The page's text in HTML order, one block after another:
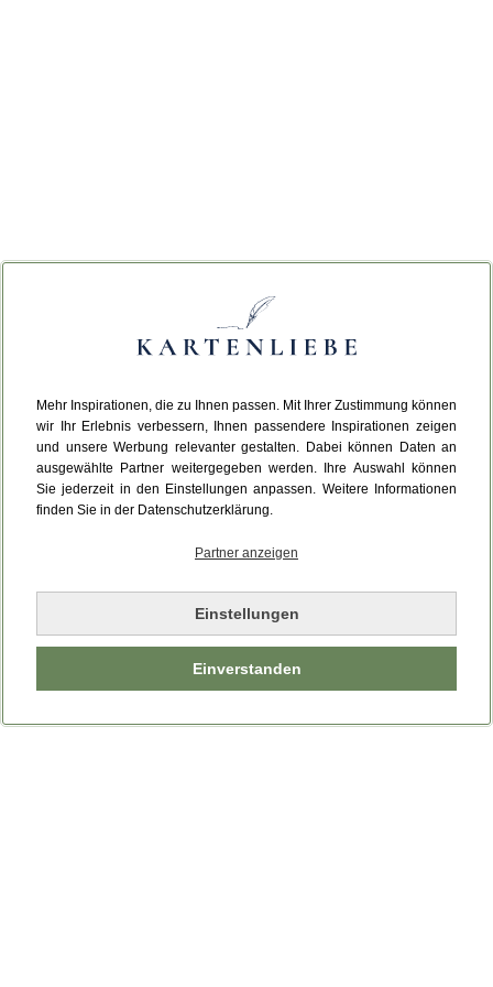
Mehr Inspirationen, die zu Ihnen passen. Mit Ihrer Zustimmung können
wir Ihr Erlebnis verbessern, Ihnen passendere Inspirationen zeigen
und unsere Werbung relevanter gestalten. Dabei können Daten an
ausgewählte Partner weitergegeben werden. Ihre Auswahl können
Sie jederzeit in den Einstellungen anpassen. Weitere Informationen
finden Sie in der Datenschutzerklärung.
Partner anzeigen
Einstellungen
Einverstanden